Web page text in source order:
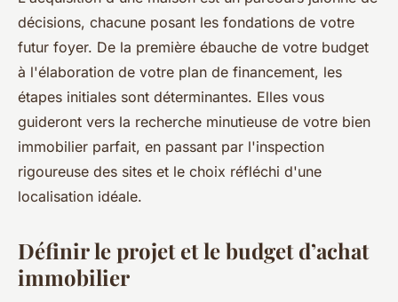
décisions, chacune posant les fondations de votre
futur foyer. De la première ébauche de votre budget
à l'élaboration de votre plan de financement, les
étapes initiales sont déterminantes. Elles vous
guideront vers la recherche minutieuse de votre bien
immobilier parfait, en passant par l'inspection
rigoureuse des sites et le choix réfléchi d'une
localisation idéale.
Définir le projet et le budget d’achat
immobilier